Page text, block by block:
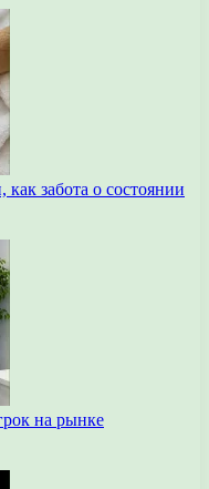
забота о состоянии
на рынке